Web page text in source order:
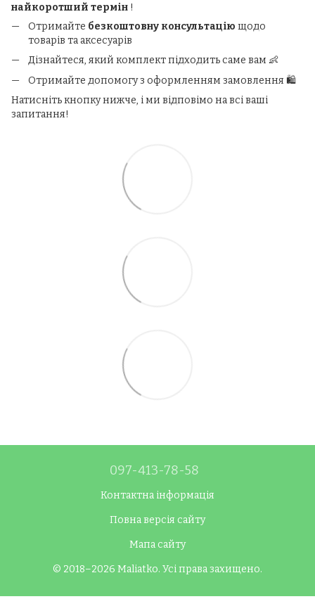
найкоротший термін !
Отримайте безкоштовну консультацію щодо
товарів та аксесуарів
Дізнайтеся, який комплект підходить саме вам 👶
Отримайте допомогу з оформленням замовлення 🛍️
Натисніть кнопку нижче, і ми відповімо на всі ваші
запитання!
097-413-78-58
Контактна інформація
Повна версія сайту
Мапа сайту
© 2018–2026 Maliatko. Усі права захищено.